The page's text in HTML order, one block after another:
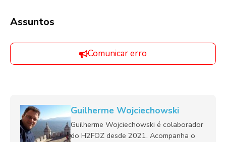
Assuntos
Comunicar erro
Guilherme Wojciechowski
Guilherme Wojciechowski é colaborador
do H2FOZ desde 2021. Acompanha o